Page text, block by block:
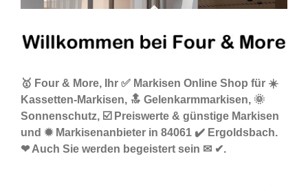
🥇 Four & More, Ihr ✅ Markisen Online Shop für ☀️
Kassetten-Markisen, 🔝 Gelenkarmmarkisen, 🌞
Sonnenschutz, ☑️ Preiswerte & günstige Markisen
und ✹ Markisenanbieter in 84061 ✔️ Ergoldsbach.
❤ Auch Sie werden begeistert sein ✉ ✔.